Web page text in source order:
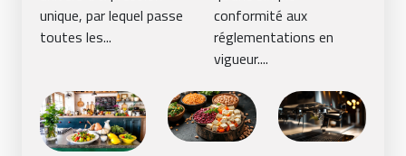
unique !
unique, par lequel passe
toutes les...
conformité aux
réglementations en
vigueur....